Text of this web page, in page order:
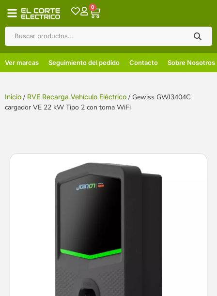
0
Ver marcas Seguimiento del pedido Contacto Sobre Nosotros
Inicio / RVE Recarga Vehículo Eléctrico / Gewiss GWJ3404C
cargador VE 22 kW Tipo 2 con toma WiFi